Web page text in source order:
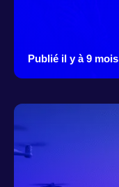
Publié il y à 9 mois